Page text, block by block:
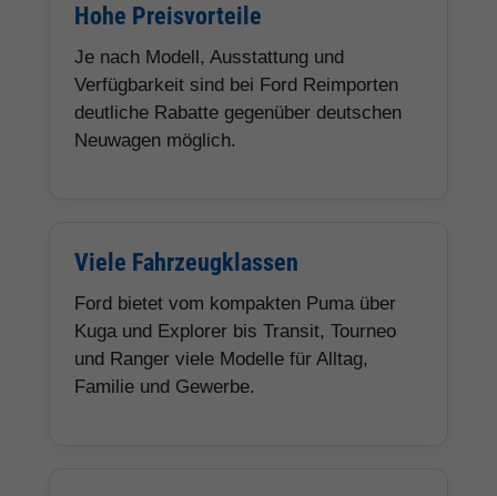
Hohe Preisvorteile
Je nach Modell, Ausstattung und
Verfügbarkeit sind bei Ford Reimporten
deutliche Rabatte gegenüber deutschen
Neuwagen möglich.
Viele Fahrzeugklassen
Ford bietet vom kompakten Puma über
Kuga und Explorer bis Transit, Tourneo
und Ranger viele Modelle für Alltag,
Familie und Gewerbe.